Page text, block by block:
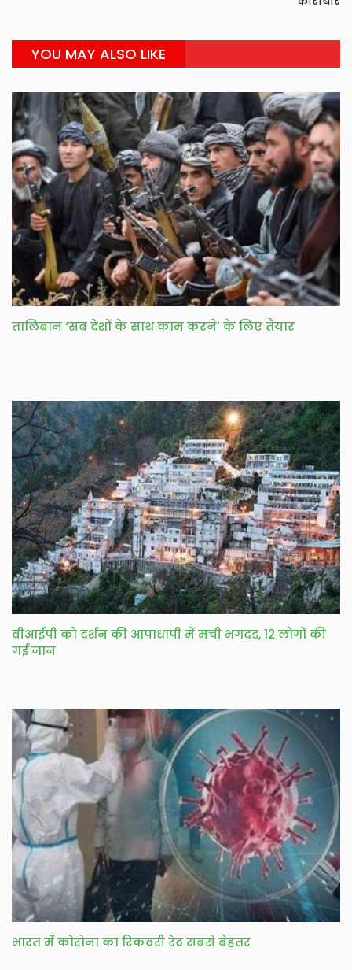
YOU MAY ALSO LIKE
तालिबान ‘सब देशों के साथ काम करने’ के लिए तैयार
वीआईपी को दर्शन की आपाधापी में मची भगदड, 12 लोगों की
गई जान
भारत में कोरोना का रिकवरी रेट सबसे बेहतर